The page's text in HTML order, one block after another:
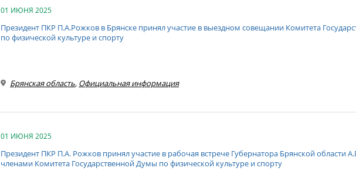
01 ИЮНЯ 2025
Президент ПКР П.А.Рожков в Брянске принял участие в выездном совещании Комитета
по физической культуре и спорту
Брянская область, Официальная информация
01 ИЮНЯ 2025
Президент ПКР П.А. Рожков принял участие в рабочая встрече Губернатора Брянской области
членами Комитета Государственной Думы по физической культуре и спорту